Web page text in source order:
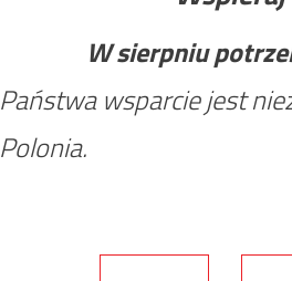
W sierpniu
Państwa wsparcie jest
Polonia.